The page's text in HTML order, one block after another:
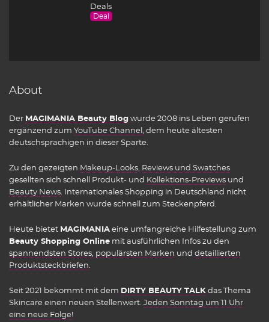
Deals
Deal
About
Der MAGIMANIA Beauty Blog wurde 2008 ins Leben gerufen
ergänzend zum YouTube Channel
, dem heute ältesten
deutschsprachigen in dieser Sparte.
Zu den gezeigten Makeup-Looks Reviews und Swatches
gesellten sich schnell Produkt- und Kollektions-Previews und
Beauty News . Internationales Shopping in Deutschland nicht
erhältlicher Marken wurde schnell zum Steckenpferd.
Heute bietet MAGIMANIA eine umfangreiche Hilfestellung zum
Beauty Shopping Online mit ausführlichen Infos zu den
spannendsten Stores populärsten Marken und detaillierten
Produktsteckbriefen
Seit 2021 bekommt mit dem DIRTY BEAUTY TALK das Thema
Skincare einen neuen Stellenwert. Jeden Sonntag um 11 Uhr
eine neue Folge!